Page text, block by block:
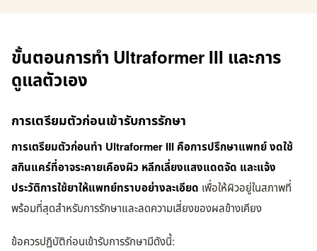
ขั้นตอนการทำ Ultraformer III และการ
ดูแลตัวเอง
การเตรียมตัวก่อนเข้ารับการรักษา
การเตรียมตัวก่อนทำ Ultraformer III คือการปรึกษาแพทย์ งดใช้
สกินแคร์ที่อาจระคายเคืองผิว หลีกเลี่ยงแสงแดดจัด และแจ้ง
ประวัติการใช้ยาให้แพทย์ทราบอย่างละเอียด เพื่อให้ผิวอยู่ในสภาพที่
พร้อมที่สุดสำหรับการรักษาและลดความเสี่ยงของผลข้างเคียง
ข้อควรปฏิบัติก่อนเข้ารับการรักษามีดังนี้: